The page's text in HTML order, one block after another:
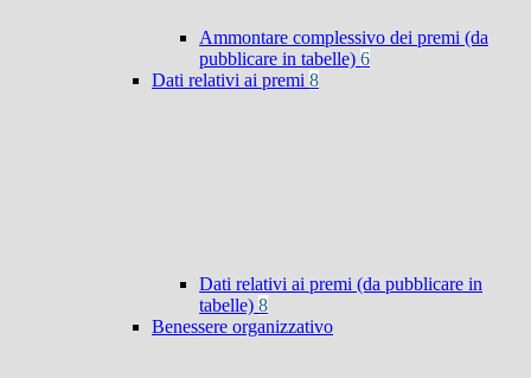
Ammontare complessivo dei premi (da
pubblicare in tabelle) 6
Dati relativi ai premi 8
Dati relativi ai premi (da pubblicare in
tabelle) 8
Benessere organizzativo